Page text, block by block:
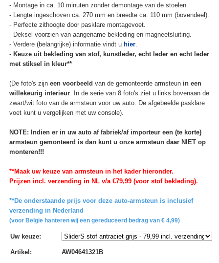
- Montage in ca. 10 minuten zonder demontage van de stoelen.
- Lengte ingeschoven ca. 270 mm en breedte ca. 110 mm (bovendeel).
- Perfecte zithoogte door pasklare montagevoet.
- Deksel voorzien van aangename bekleding en magneetsluiting.
- Verdere (belangrijke) informatie vindt u hier.
- Keuze uit bekleding van stof, kunstleder, echt leder en echt leder
met stiksel in kleur**
(De foto's zijn een voorbeeld van de gemonteerde armsteun in een
willekeurig interieur. In de serie van 8 foto's ziet u links bovenaan de
zwart/wit foto van de armsteun voor uw auto. De afgebeelde pasklare
voet kunt u vergelijken met uw console).
NOTE: Indien er in uw auto af fabriek/af importeur een (te korte)
armsteun gemonteerd is dan kunt u onze armsteun daar NIET op
monteren!!!
**Maak uw keuze van armsteun in het kader hieronder.
Prijzen incl. verzending in NL v/a €79,99 (voor stof bekleding).
**De onderstaande prijs voor deze auto-armsteun is inclusief
verzending in Nederland
(voor Belgie hanteren wij een gereduceerd bedrag van € 4,99)
Uw keuze:
Artikel : AW04641321B